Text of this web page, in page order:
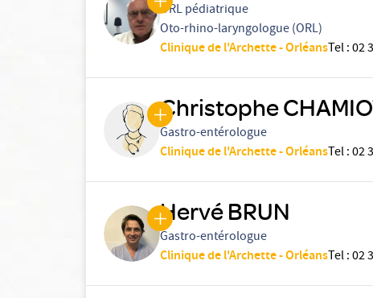
ORL pédiatrique
Oto-rhino-laryngologue (ORL)
Clinique de l'Archette - OrléansTel:02
Christophe
Gastro-entérologue
Clinique de l'Archette - OrléansTel:02
Hervé BRUN
Gastro-entérologue
Clinique de l'Archette - OrléansTel:02